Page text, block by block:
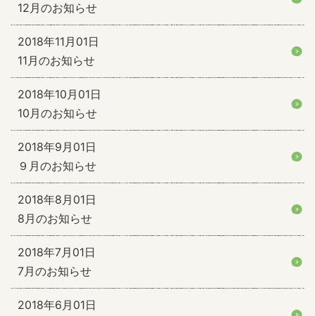
12月のお知らせ
2018年11月01日
11月のお知らせ
2018年10月01日
10月のお知らせ
2018年9月01日
９月のお知らせ
2018年8月01日
8月のお知らせ
2018年7月01日
7月のお知らせ
2018年6月01日